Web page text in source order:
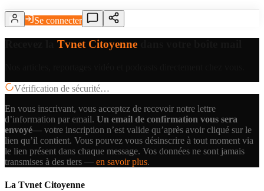
Se connecter
Tvnet Citoyenne
Vérification de sécurité…
En vous inscrivant, vous acceptez de recevoir notre lettre
d’information par email. Un email de confirmation vous sera
envoyé— votre inscription n’est valide qu’après avoir cliqué sur le
lien qu’il contient. Vous pouvez vous désinscrire à tout moment via
le lien présent dans chaque message. Vos données ne sont jamais
transmises à des tiers — en savoir plus.
La Tvnet Citoyenne